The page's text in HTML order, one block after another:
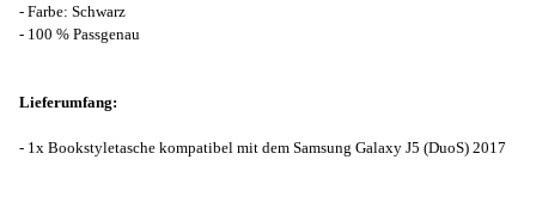
- Farbe: Schwarz
- 100 % Passgenau
Lieferumfang:
- 1x Bookstyletasche kompatibel mit dem Samsung Galaxy J5 (DuoS) 2017